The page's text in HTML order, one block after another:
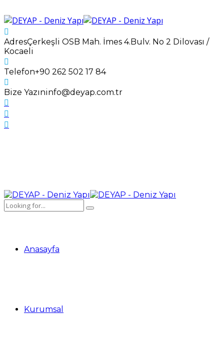
AdresÇerkeşli OSB Mah. İmes 4.Bulv. No 2 Dilovası /
Kocaeli
Telefon+90 262 502 17 84
Bize Yazıninfo@deyap.com.tr
Anasayfa
Kurumsal